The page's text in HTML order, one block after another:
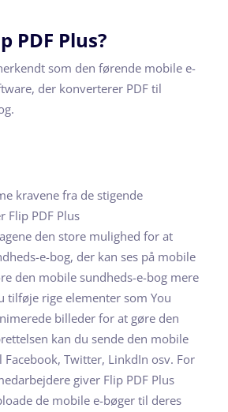
PDF Plus?
som den førende mobile e-
der konverterer PDF til
kravene fra de stigende
Flip PDF Plus
den store mulighed for at
e-bog, der kan ses på mobile
den mobile sundheds-e-bog mere
tilføje rige elementer som You
billeder for at gøre den
kan du sende den mobile
Facebook, Twitter, LinkdIn osv. For
giver Flip PDF Plus
de mobile e-bøger til deres